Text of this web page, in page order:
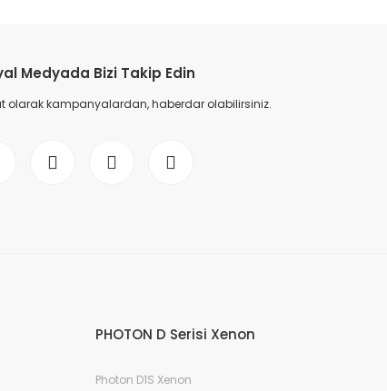
Medyada Bizi Takip Edin
olarak kampanyalardan, haberdar olabilirsiniz.
PHOTON D Serisi Xenon
Photon D1S Xenon